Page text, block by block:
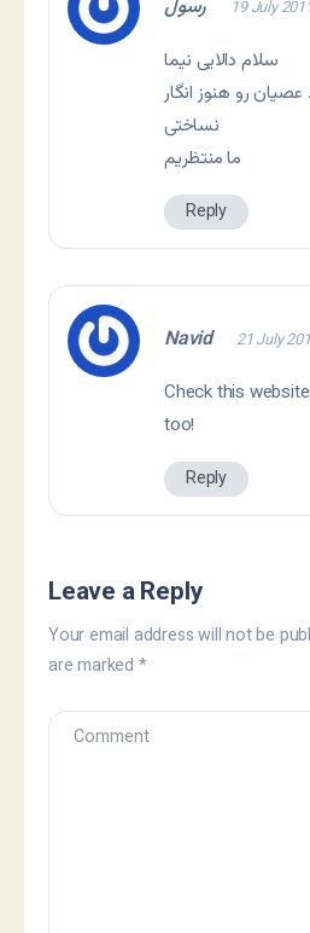
رسول 19 July
سلام دالایی نیما
عصیان رو هنوز انگار
نساختی
ما منتظریم
Reply
Navid 21 July
Check this website
too!
Reply
Leave a Reply
Your email address will not be
are marked *